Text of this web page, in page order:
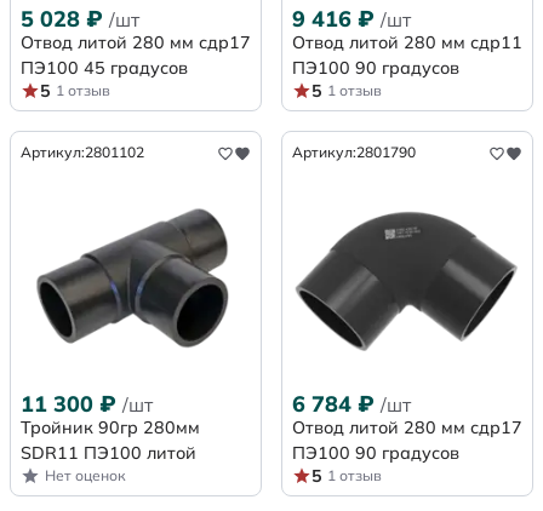
5 028 ₽ /шт
Отвод литой 280 мм сдр17
ПЭ100 45 градусов
5 1 отзыв
9 416 ₽ /шт
Отвод литой 280 мм сдр11
ПЭ100 90 градусов
5 1 отзыв
Артикул:2801102
11 300 ₽ /шт
Тройник 90гр 280мм
SDR11 ПЭ100 литой
Нет оценок
Артикул:2801790
6 784 ₽ /шт
Отвод литой 280 мм сдр17
ПЭ100 90 градусов
5 1 отзыв